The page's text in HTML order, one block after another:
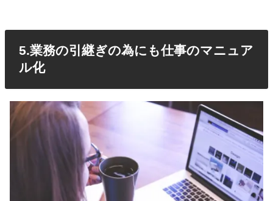
5.業務の引継ぎの為にも仕事のマニュア
ル化